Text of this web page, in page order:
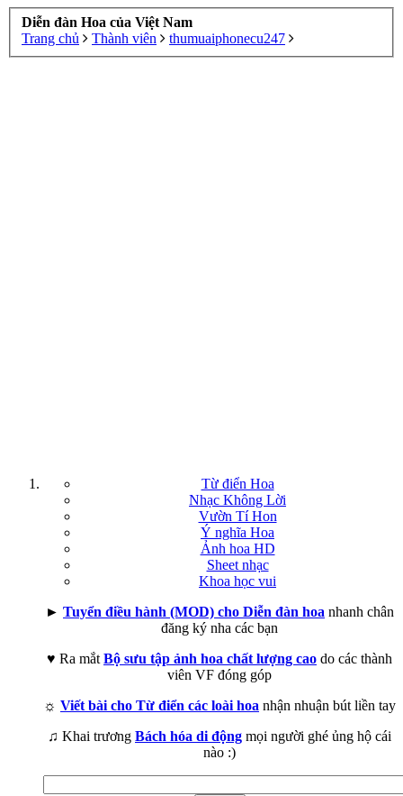
Diễn đàn Hoa của Việt Nam
Trang chủ
Thành viên thumuaiphonecu247
Từ điển Hoa
Nhạc Không Lời
Vườn Tí Hon
Ý nghĩa Hoa
Ảnh hoa HD
Sheet nhạc
Khoa học vui
► Tuyển điều hành (MOD) cho Diễn đàn hoa nhanh chân
đăng ký nha các bạn
♥ Ra mắt Bộ sưu tập ảnh hoa chất lượng cao do các thành
viên VF đóng góp
☼ Viết bài cho Từ điển các loài hoa nhận nhuận bút liền tay
♫ Khai trương Bách hóa di động mọi người ghé ủng hộ cái
nào :)